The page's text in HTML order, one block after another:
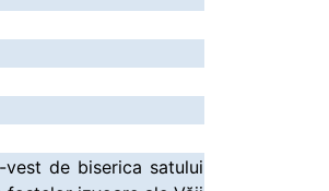
de biserica satului